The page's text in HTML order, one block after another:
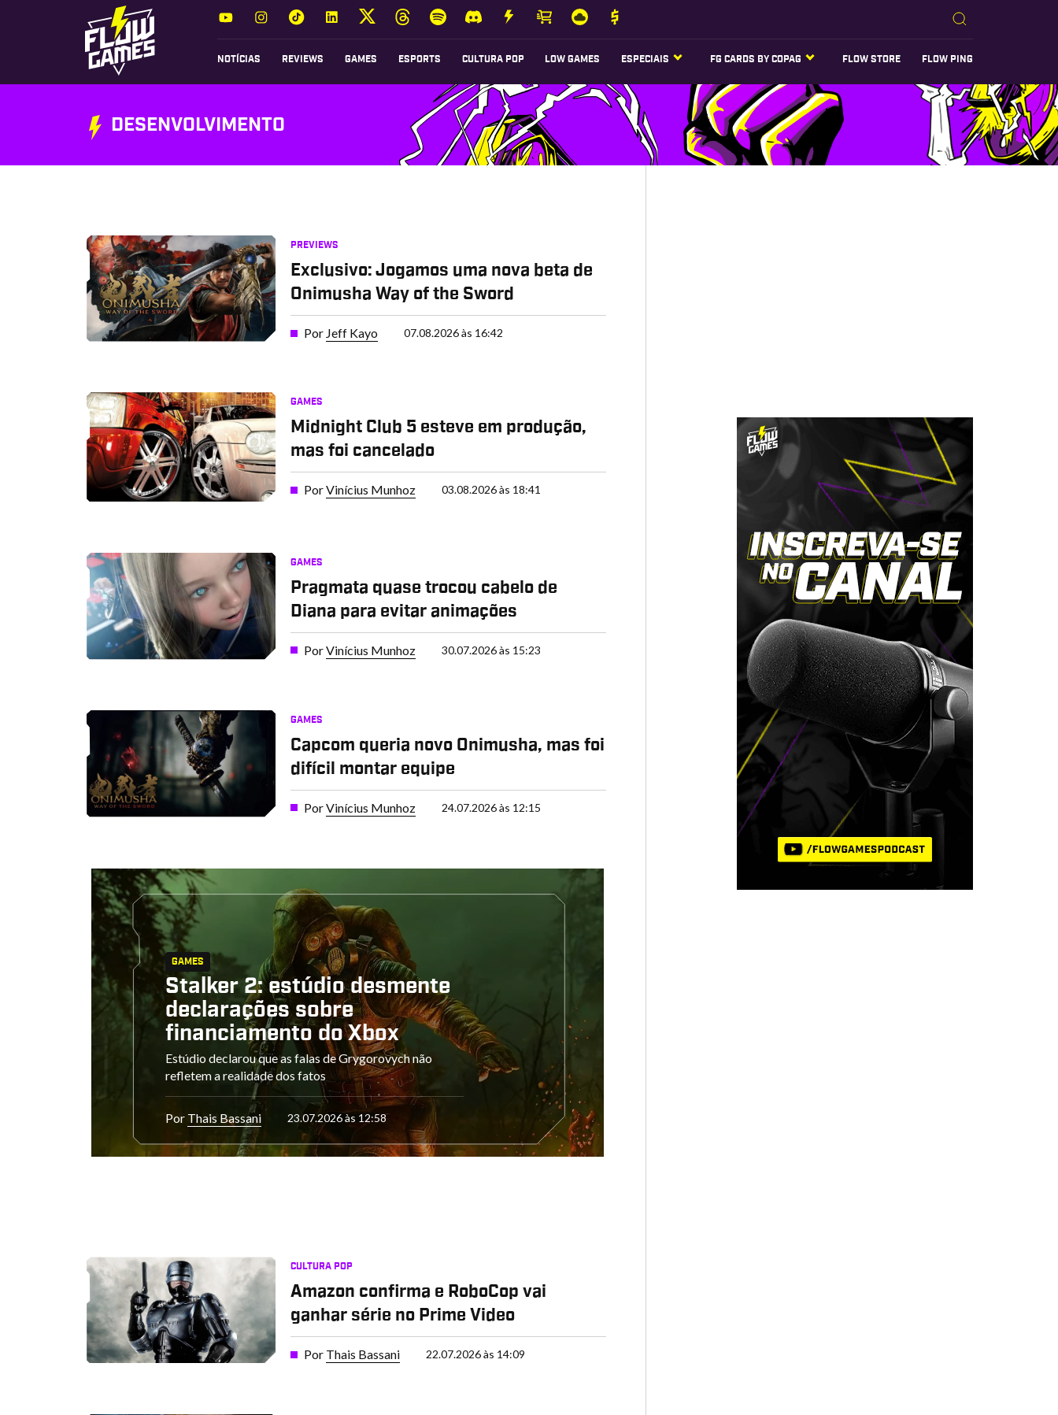
NOTÍCIAS REVIEWS GAMES ESPORTS CULTURA POP LOW GAMES ESPECIAIS FG CARDS BY COPAG FLOW STORE FLOW PING
DESENVOLVIMENTO
PREVIEWS
Exclusivo: Jogamos uma nova beta de
Onimusha Way of the Sword
Por Jeff Kayo 07.08.2026 às 16:42
GAMES
Midnight Club 5 esteve em produção,
mas foi cancelado
PorVinícius Munhoz 03.08.2026 às 18:41
GAMES
Pragmata quase trocou cabelo de
Diana para evitar animações
PorVinícius Munhoz 30.07.2026 às 15:23
GAMES
Capcom queria novo Onimusha, mas foi
difícil montar equipe
PorVinícius Munhoz 24.07.2026 às 12:15
GAMES
Stalker 2: estúdio desmente
declarações sobre
financiamento do Xbox
Estúdio declarou que as falas de Grygorovych não
refletem a realidade dos fatos
Por Thais Bassani 23.07.2026 às 12:58
CULTURA POP
Amazon confirma e RoboCop vai
ganhar série no Prime Video
Por Thais Bassani 22.07.2026 às 14:09